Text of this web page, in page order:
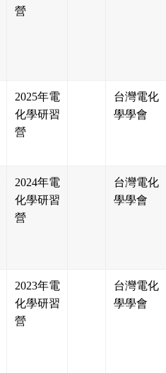
營
2025年電
化學研習
營
台灣電化
學學會
2024年電
化學研習
營
台灣電化
學學會
2023年電
化學研習
營
台灣電化
學學會